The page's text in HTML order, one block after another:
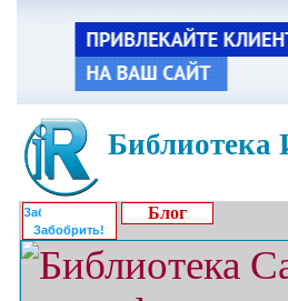
Библиотека
Забобрить!
Блог